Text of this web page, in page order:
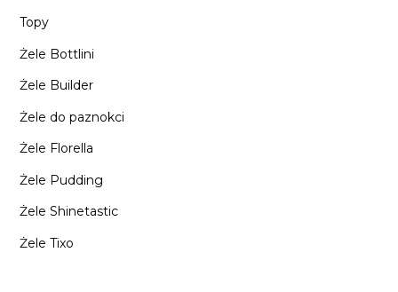
Topy
Żele Bottlini
Żele Builder
Żele do paznokci
Żele Florella
Żele Pudding
Żele Shinetastic
Żele Tixo